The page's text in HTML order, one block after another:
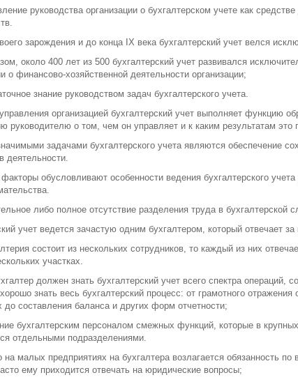
руководства организации о бухгалтерском учете как
зарождения и до конца IX века бухгалтерский учет велся
около 400 лет из 500 бухгалтерский учет развивался
о финансово-хозяйственной деятельности организации;
знание руководством задач бухгалтерского учета.
организацией бухгалтерский учет выполняет функцию
руководителю о том, чем он управляет и к каким результатам это
задачами бухгалтерского учета являются обеспечение
деятельности.
обусловливают особенности ведения бухгалтерского
либо полное отсутствие разделения труда в бухгалтерской
учет ведется зачастую одним бухгалтером, который отвечает за
состоит из нескольких сотрудников, то каждый из них
участках.
должен знать бухгалтерский учет всего спектра операций,
знать весь бухгалтерский процесс: от грамотного
до составления баланса и других форм отчетности;
бухгалтерским персоналом смежных функций, которые в
отдельными подразделениями.
малых предприятиях на бухгалтера возлагается обязанность по
ему приходится отвечать на юридические вопросы;